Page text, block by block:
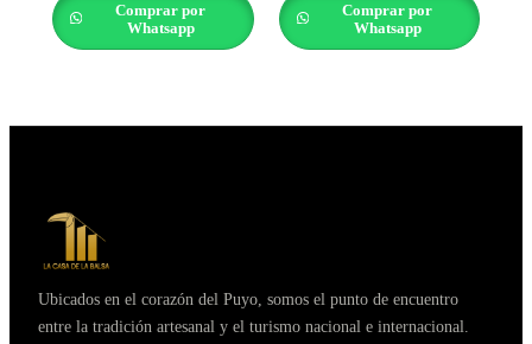
Comprar por
Whatsapp
Comprar por
Whatsapp
Ubicados en el corazón del Puyo, somos el punto de encuentro
entre la tradición artesanal y el turismo nacional e internacional.